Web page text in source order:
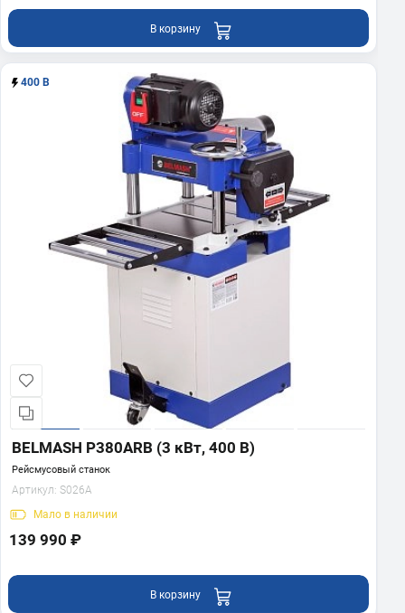
В корзину
400 В
BELMASH P380АRB (3 кВт, 400 В)
Рейсмусовый станок
Артикул: S026A
Мало в наличии
139 990 ₽
В корзину